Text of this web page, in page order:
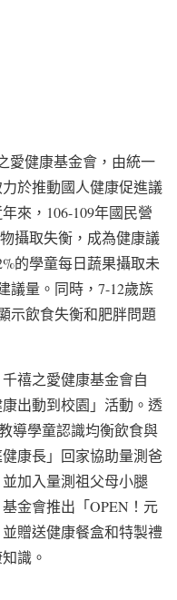
愛健康基金會，由統一
於推動國人健康促進議
來，106-109年國民營
攝取失衡，成為健康議
的學童每日蔬果攝取未
議量。同時，7-12歲族
示飲食失衡和肥胖問題
禧之愛健康基金會自
出動到校園」活動。透
導學童認識均衡飲食與
康長」回家協助量測爸
加入量測祖父母小腿
金會推出「OPEN！元
贈送健康餐盒和特製禮
識。